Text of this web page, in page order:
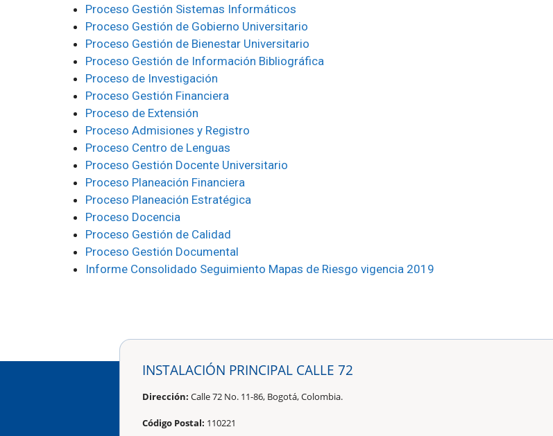
Proceso Gestión Sistemas Informáticos
Proceso Gestión de Gobierno Universitario
Proceso Gestión de Bienestar Universitario
Proceso Gestión de Información Bibliográfica
Proceso de Investigación
Proceso Gestión Financiera
Proceso de Extensión
Proceso Admisiones y Registro
Proceso Centro de Lenguas
Proceso Gestión Docente Universitario
Proceso Planeación Financiera
Proceso Planeación Estratégica
Proceso Docencia
Proceso Gestión de Calidad
Proceso Gestión Documental
Informe Consolidado Seguimiento Mapas de Riesgo vigencia 2019
INSTALACIÓN PRINCIPAL CALLE 72
Dirección: Calle 72 No. 11-86, Bogotá, Colombia.
Código Postal: 110221